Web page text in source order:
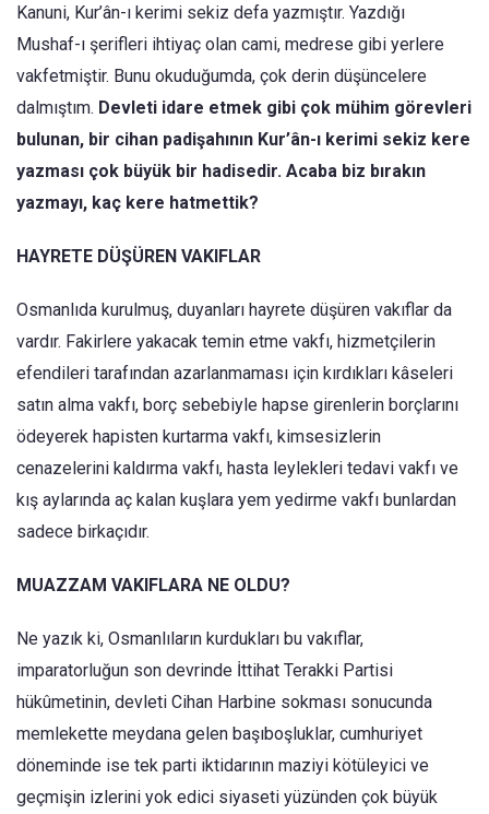
Kanuni, Kur’ân-ı kerimi sekiz defa yazmıştır. Yazdığı
Mushaf-ı şerifleri ihtiyaç olan cami, medrese gibi yerlere
vakfetmiştir. Bunu okuduğumda, çok derin düşüncelere
dalmıştım. Devleti idare etmek gibi çok mühim görevleri
bulunan, bir cihan padişahının Kur’ân-ı kerimi sekiz kere
yazması çok büyük bir hadisedir. Acaba biz bırakın
yazmayı, kaç kere hatmettik?
HAYRETE DÜŞÜREN VAKIFLAR
Osmanlıda kurulmuş, duyanları hayrete düşüren vakıflar da
vardır. Fakirlere yakacak temin etme vakfı, hizmetçilerin
efendileri tarafından azarlanmaması için kırdıkları kâseleri
satın alma vakfı, borç sebebiyle hapse girenlerin borçlarını
ödeyerek hapisten kurtarma vakfı, kimsesizlerin
cenazelerini kaldırma vakfı, hasta leylekleri tedavi vakfı ve
kış aylarında aç kalan kuşlara yem yedirme vakfı bunlardan
sadece birkaçıdır.
MUAZZAM VAKIFLARA NE OLDU?
Ne yazık ki, Osmanlıların kurdukları bu vakıflar,
imparatorluğun son devrinde İttihat Terakki Partisi
hükûmetinin, devleti Cihan Harbine sokması sonucunda
memlekette meydana gelen başıboşluklar, cumhuriyet
döneminde ise tek parti iktidarının maziyi kötüleyici ve
geçmişin izlerini yok edici siyaseti yüzünden çok büyük